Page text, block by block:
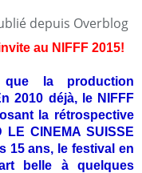
depuis Overblog
au NIFFF 2015!
la production
2010 déjà, le NIFFF
la rétrospective
LE CINEMA SUISSE
15 ans, le festival en
belle à quelques